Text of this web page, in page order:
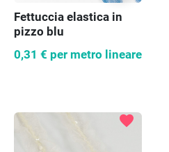
Fettuccia elastica in
pizzo blu
0,31 € per metro lineare
favorite